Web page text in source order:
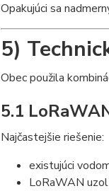
Opakujúci sa
5)
Obec použila
5.1
Najčastejšie riešenie:
existujúci
LoRaWAN